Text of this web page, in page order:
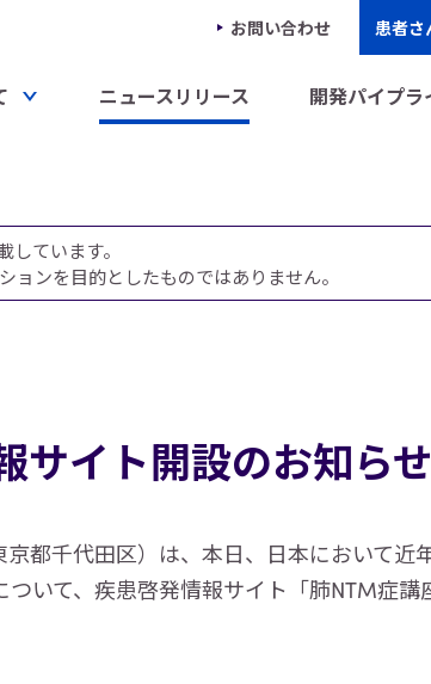
お問い合わせ 患者さ
ニュースリリース 開発パイプラ
ています。
ンを目的としたものではありません。
サイト開設のお知らせ
都千代田区）は、本日、日本において近
いて、疾患啓発情報サイト「肺NTM症講